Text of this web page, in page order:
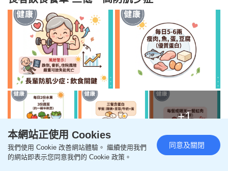
+1
體重、體脂、肌肉量影響慢性病風險
本網站正使用 Cookies
我們使用 Cookie 改善網站體驗。 繼續使用我們
的網站即表示您同意我們的 Cookie 政策。
同意及關閉